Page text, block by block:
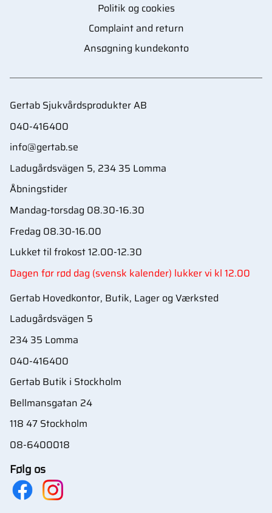
Politik og cookies
Complaint and return
Ansøgning kundekonto
Gertab Sjukvårdsprodukter AB
040-416400
info@gertab.se
Ladugårdsvägen 5, 234 35 Lomma
Åbningstider
Mandag-torsdag 08.30-16.30
Fredag 08.30-16.00
Lukket til frokost 12.00-12.30
Dagen før rød dag (svensk kalender) lukker vi kl 12.00
Gertab Hovedkontor, Butik, Lager og Værksted
Ladugårdsvägen 5
234 35 Lomma
040-416400
Gertab Butik i Stockholm
Bellmansgatan 24
118 47 Stockholm
08-6400018
Følg os